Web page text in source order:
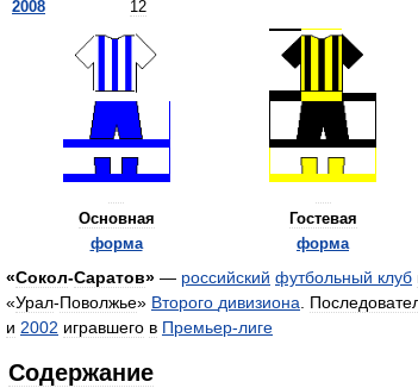
2008
12
Основная
форма
Гостевая
форма
«Сокол-Саратов» — российский футбольный клуб
«Урал-Поволжье» Второго дивизиона
и 2002 игравшего в Премьер-лиге
Содержание